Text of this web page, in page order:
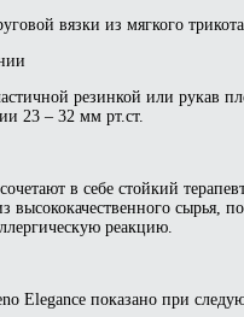
вязки из мягкого
резинкой или рукав
23 – 32 мм рт.ст.
в себе стойкий
сырья,
реакцию.
Elegance показано при